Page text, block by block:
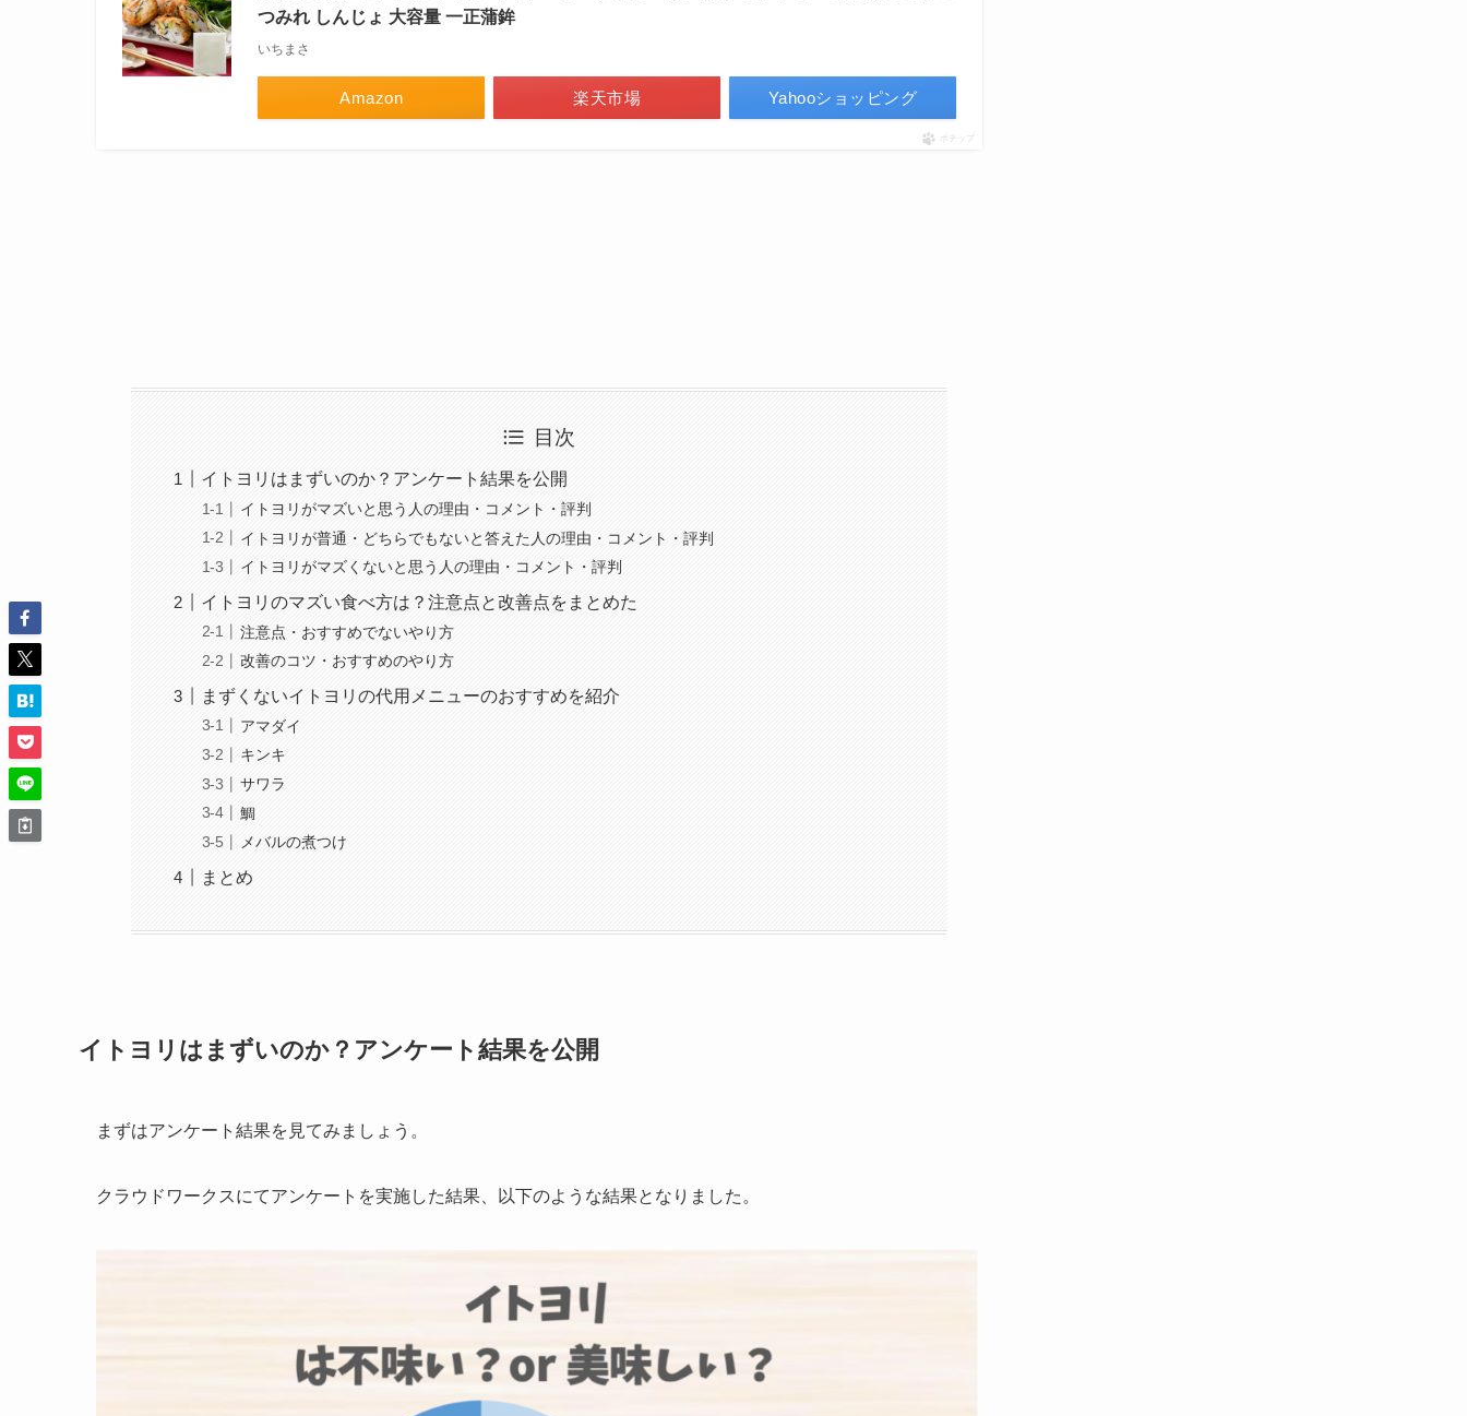
つみれ しんじょ 大容量 一正蒲鉾
いちまさ
Amazon 楽天市場 Yahooショッピング
ポチップ
目次
イトヨリはまずいのか？アンケート結果を公開
イトヨリがマズいと思う人の理由・コメント・評判
イトヨリが普通・どちらでもないと答えた人の理由・コメント・評判
イトヨリがマズくないと思う人の理由・コメント・評判
イトヨリのマズい食べ方は？注意点と改善点をまとめた
注意点・おすすめでないやり方
改善のコツ・おすすめのやり方
まずくないイトヨリの代用メニューのおすすめを紹介
アマダイ
キンキ
サワラ
鯛
メバルの煮つけ
まとめ
イトヨリはまずいのか？アンケート結果を公開
まずはアンケート結果を見てみましょう。
クラウドワークスにてアンケートを実施した結果、以下のような結果となりました。